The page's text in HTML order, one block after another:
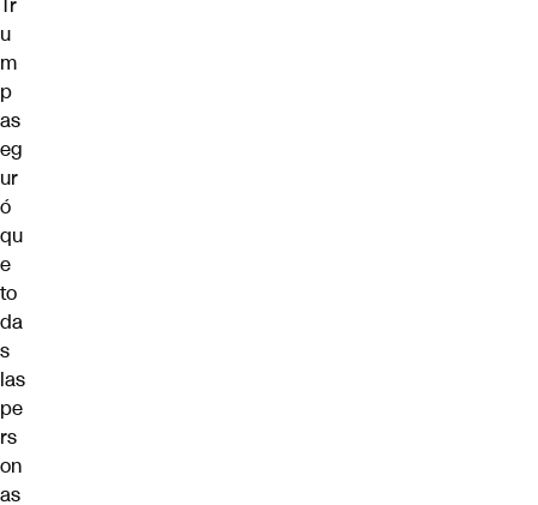
Tr
u
m
p
as
eg
ur
ó
qu
e
to
da
s
las
pe
rs
on
as